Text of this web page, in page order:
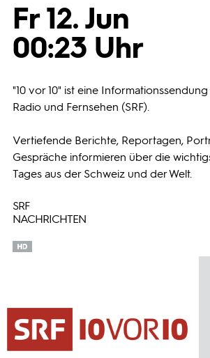
Programmwochen
3sat
Fr 12. Jun
00:23 Uhr
"10 vor 10" ist eine
Radio und Fernsehen (SRF).
Vertiefende Berichte, Reportagen,
Gespräche informieren über die
Tages aus der Schweiz und der Welt.
SRF
NACHRICHTEN